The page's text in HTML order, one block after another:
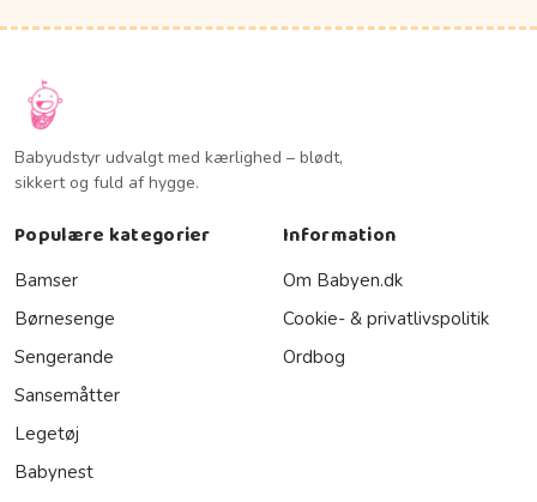
Babyudstyr udvalgt med kærlighed – blødt,
sikkert og fuld af hygge.
Populære kategorier
Bamser
Børnesenge
Sengerande
Sansemåtter
Legetøj
Babynest
Information
Om Babyen.dk
Cookie- & privatlivspolitik
Ordbog